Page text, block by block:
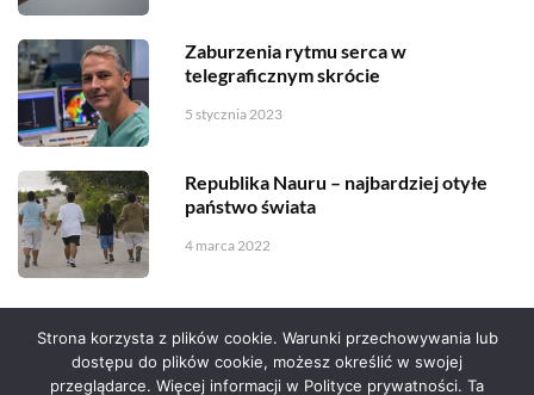
Zaburzenia rytmu serca w
telegraficznym skrócie
5 stycznia 2023
Republika Nauru – najbardziej otyłe
państwo świata
4 marca 2022
Strona korzysta z plików cookie. Warunki przechowywania lub
dostępu do plików cookie, możesz określić w swojej
przeglądarce. Więcej informacji w Polityce prywatności. Ta